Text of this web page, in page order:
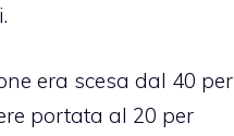
era scesa dal 40 per
portata al 20 per